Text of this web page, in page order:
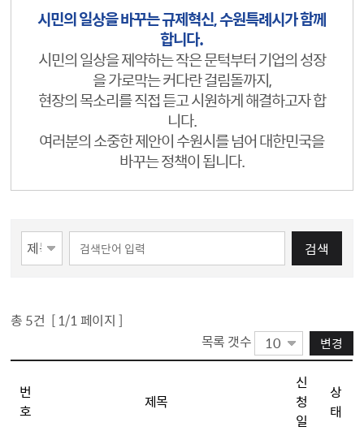
시민의 일상을 바꾸는 규제혁신, 수원특례시가 함께
합니다.
시민의 일상을 제약하는 작은 문턱부터 기업의 성장
을 가로막는 커다란 걸림돌까지,
현장의 목소리를 직접 듣고 시원하게 해결하고자 합
니다.
여러분의 소중한 제안이 수원시를 넘어 대한민국을
바꾸는 정책이 됩니다.
검색
총 5건 [ 1/1 페이지 ]
목록 갯수
변경
번
호
제목
신
청
일
상
태